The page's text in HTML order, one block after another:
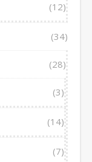
(12)
(34)
(28)
(3)
(14)
(7)